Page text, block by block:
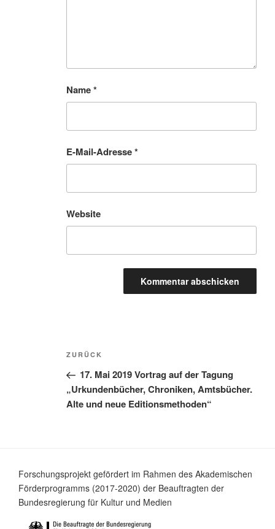
Name*
E-Mail-Adresse*
Website
Beitragsnavigation
Vorheriger
Beitrag
ZURÜCK
17. Mai 2019 Vortrag auf der Tagung
„Urkundenbücher, Chroniken, Amtsbücher.
Alte und neue Editionsmethoden“
Forschungsprojekt gefördert im Rahmen des Akademischen
Förderprogramms (2017-2020) der Beauftragten der
Bundesregierung für Kultur und Medien